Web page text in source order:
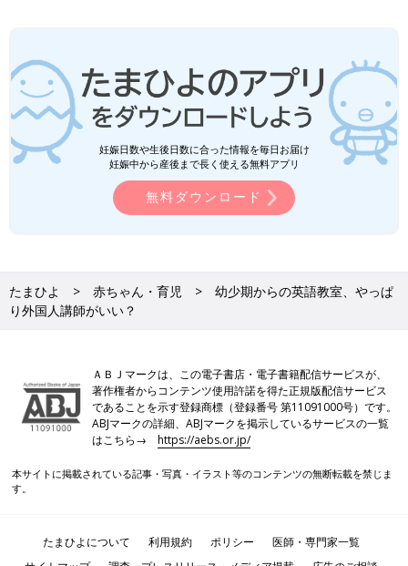
妊娠日数や生後日数に合った情報を毎日お届け
妊娠中から産後まで長く使える無料アプリ
無料ダウンロード
たまひよ 赤ちゃん・育児
幼少期からの英語教室、やっぱ
り外国人講師がいい？
ＡＢＪマークは、この電子書店・電子書籍配信サービスが、
著作権者からコンテンツ使用許諾を得た正規版配信サービス
であることを示す登録商標（登録番号 第11091000号）です。
ABJマークの詳細、ABJマークを掲示しているサービスの一覧
はこちら→https://aebs.or.jp/
本サイトに掲載されている記事・写真・イラスト等のコンテンツの無断転載を禁じま
す。
たまひよについて 利用規約 ポリシー
医師・専門家一覧